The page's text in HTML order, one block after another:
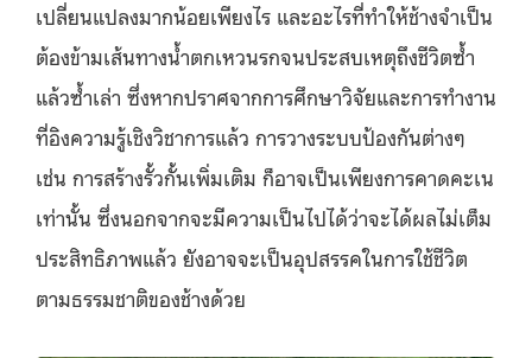
เปลี่ยนแปลงมากน้อยเพียงไร และอะไรที่ทำให้ช้างจำเป็น
ต้องข้ามเส้นทางน้ำตกเหวนรกจนประสบเหตุถึงชีวิตซ้ำ
แล้วซ้ำเล่า ซึ่งหากปราศจากการศึกษาวิจัยและการทำงาน
ที่อิงความรู้เชิงวิชาการแล้ว การวางระบบป้องกันต่างๆ
เช่น การสร้างรั้วกั้นเพิ่มเติม ก็อาจเป็นเพียงการคาดคะเน
เท่านั้น ซึ่งนอกจากจะมีความเป็นไปได้ว่าจะได้ผลไม่เต็ม
ประสิทธิภาพแล้ว ยังอาจจะเป็นอุปสรรคในการใช้ชีวิต
ตามธรรมชาติของช้างด้วย